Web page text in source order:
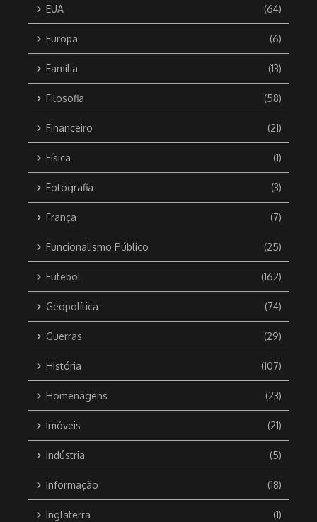
EUA (64)
Europa (6)
Família (13)
Filosofia (58)
Financeiro (21)
Física (1)
Fotografia (3)
França (7)
Funcionalismo Público (25)
Futebol (162)
Geopolítica (74)
Guerras (29)
História (107)
Homenagens (23)
Imóveis (21)
Indústria (5)
Informação (18)
Inglaterra (1)